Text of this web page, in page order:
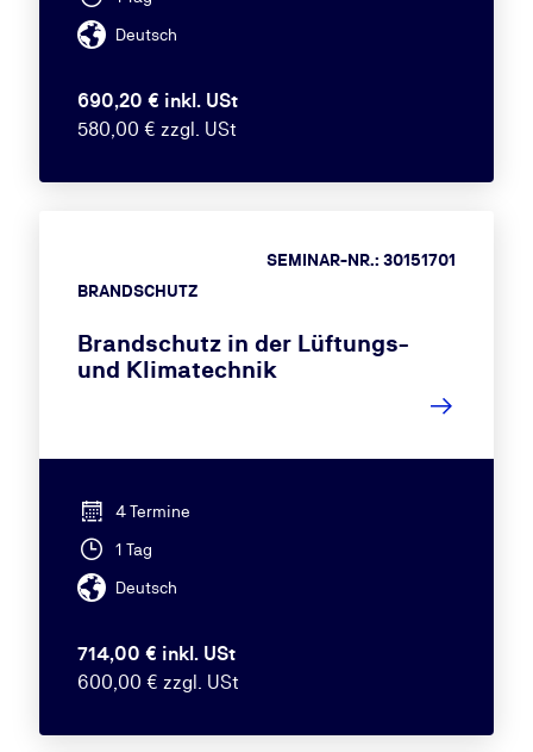
Deutsch
690,20 € inkl. USt
580,00 € zzgl. USt
BRANDSCHUTZ
SEMINAR-NR.: 30151701
Brandschutz in der Lüftungs-
und Klimatechnik
4 Termine
1 Tag
Deutsch
714,00 € inkl. USt
600,00 € zzgl. USt